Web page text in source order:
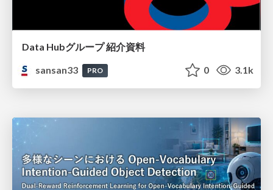
Data Hubグループ 紹介資料
sansan33
PRO 0 3.1k